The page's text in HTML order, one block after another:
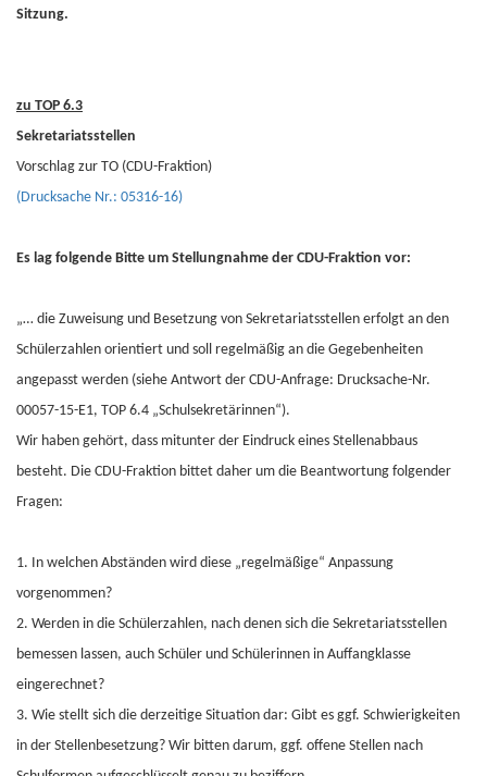
Sitzung.
zu TOP 6.3
Sekretariatsstellen
Vorschlag zur TO (CDU-Fraktion)
(Drucksache Nr.: 05316-16)
Es lag folgende Bitte um Stellungnahme der CDU-Fraktion vor:
„… die Zuweisung und Besetzung von Sekretariatsstellen erfolgt an den
Schülerzahlen orientiert und soll regelmäßig an die Gegebenheiten
angepasst werden (siehe Antwort der CDU-Anfrage: Drucksache-Nr.
00057-15-E1, TOP 6.4 „Schulsekretärinnen“).
Wir haben gehört, dass mitunter der Eindruck eines Stellenabbaus
besteht. Die CDU-Fraktion bittet daher um die Beantwortung folgender
Fragen:
1. In welchen Abständen wird diese „regelmäßige“ Anpassung
vorgenommen?
2. Werden in die Schülerzahlen, nach denen sich die Sekretariatsstellen
bemessen lassen, auch Schüler und Schülerinnen in Auffangklasse
eingerechnet?
3. Wie stellt sich die derzeitige Situation dar: Gibt es ggf. Schwierigkeiten
in der Stellenbesetzung? Wir bitten darum, ggf. offene Stellen nach